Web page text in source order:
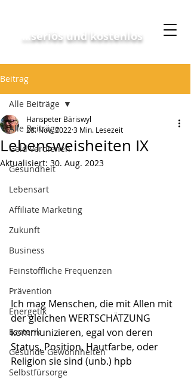
...seriös und kostenlos
Beitrag
Alle Beiträge
Geld verdienen
Gesundheit
Lebensart
Affiliate Marketing
Zukunft
Business
Feinstoffliche Frequenzen
Prävention
Energetik
Esoterik
Gesunde Gewohnheiten
Selbstfürsorge
Alle Beiträge
Lebensweisheiten IX
Hanspeter Bäriswyl
28. Nov. 2022 3 Min. Lesezeit
Aktualisiert: 30. Aug. 2023
Ich mag Menschen, die mit Allen mit
der gleichen WERTSCHÄTZUNG
kommunizieren, egal von deren
Status, Position, Hautfarbe, oder
Religion sie sind (unb.) hpb